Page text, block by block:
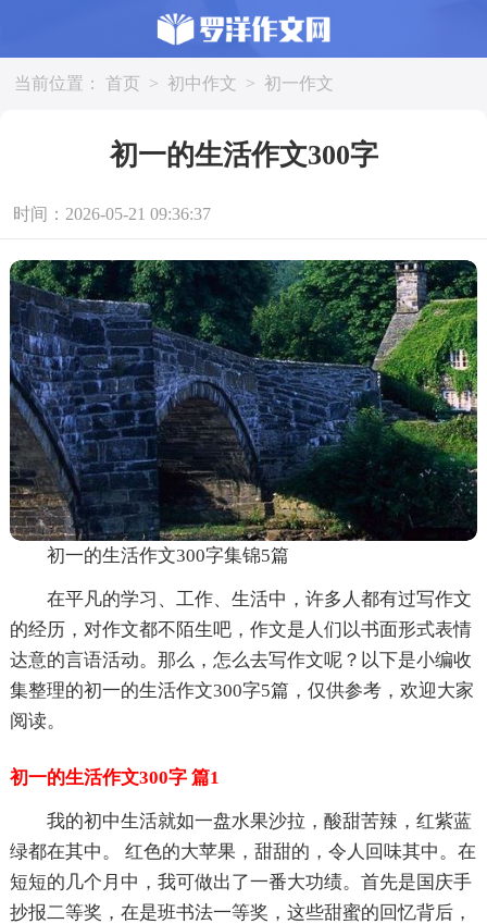
当前位置： 首页 > 初中作文 > 初一作文
初一的生活作文300字
时间：2026-05-21 09:36:37
初一的生活作文300字集锦5篇
在平凡的学习、工作、生活中，许多人都有过写作文
的经历，对作文都不陌生吧，作文是人们以书面形式表情
达意的言语活动。那么，怎么去写作文呢？以下是小编收
集整理的初一的生活作文300字5篇，仅供参考，欢迎大家
阅读。
初一的生活作文300字 篇1
我的初中生活就如一盘水果沙拉，酸甜苦辣，红紫蓝
绿都在其中。 红色的大苹果，甜甜的，令人回味其中。在
短短的几个月中，我可做出了一番大功绩。首先是国庆手
抄报二等奖，在是班书法一等奖，这些甜蜜的回忆背后，